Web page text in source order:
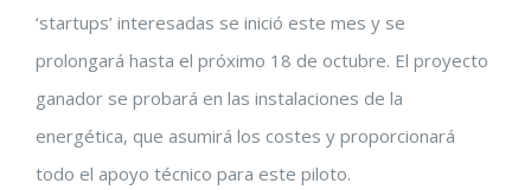
‘startups’ interesadas se inició este mes y se
prolongará hasta el próximo 18 de octubre. El proyecto
ganador se probará en las instalaciones de la
energética, que asumirá los costes y proporcionará
todo el apoyo técnico para este piloto.